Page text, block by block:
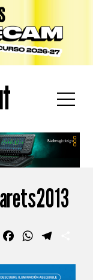
FacebookWhatsApp